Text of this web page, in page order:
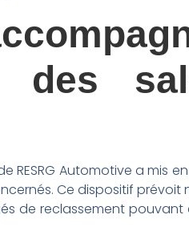
des
Automotive a mis
Ce dispositif prévoit
de reclassement pouvant